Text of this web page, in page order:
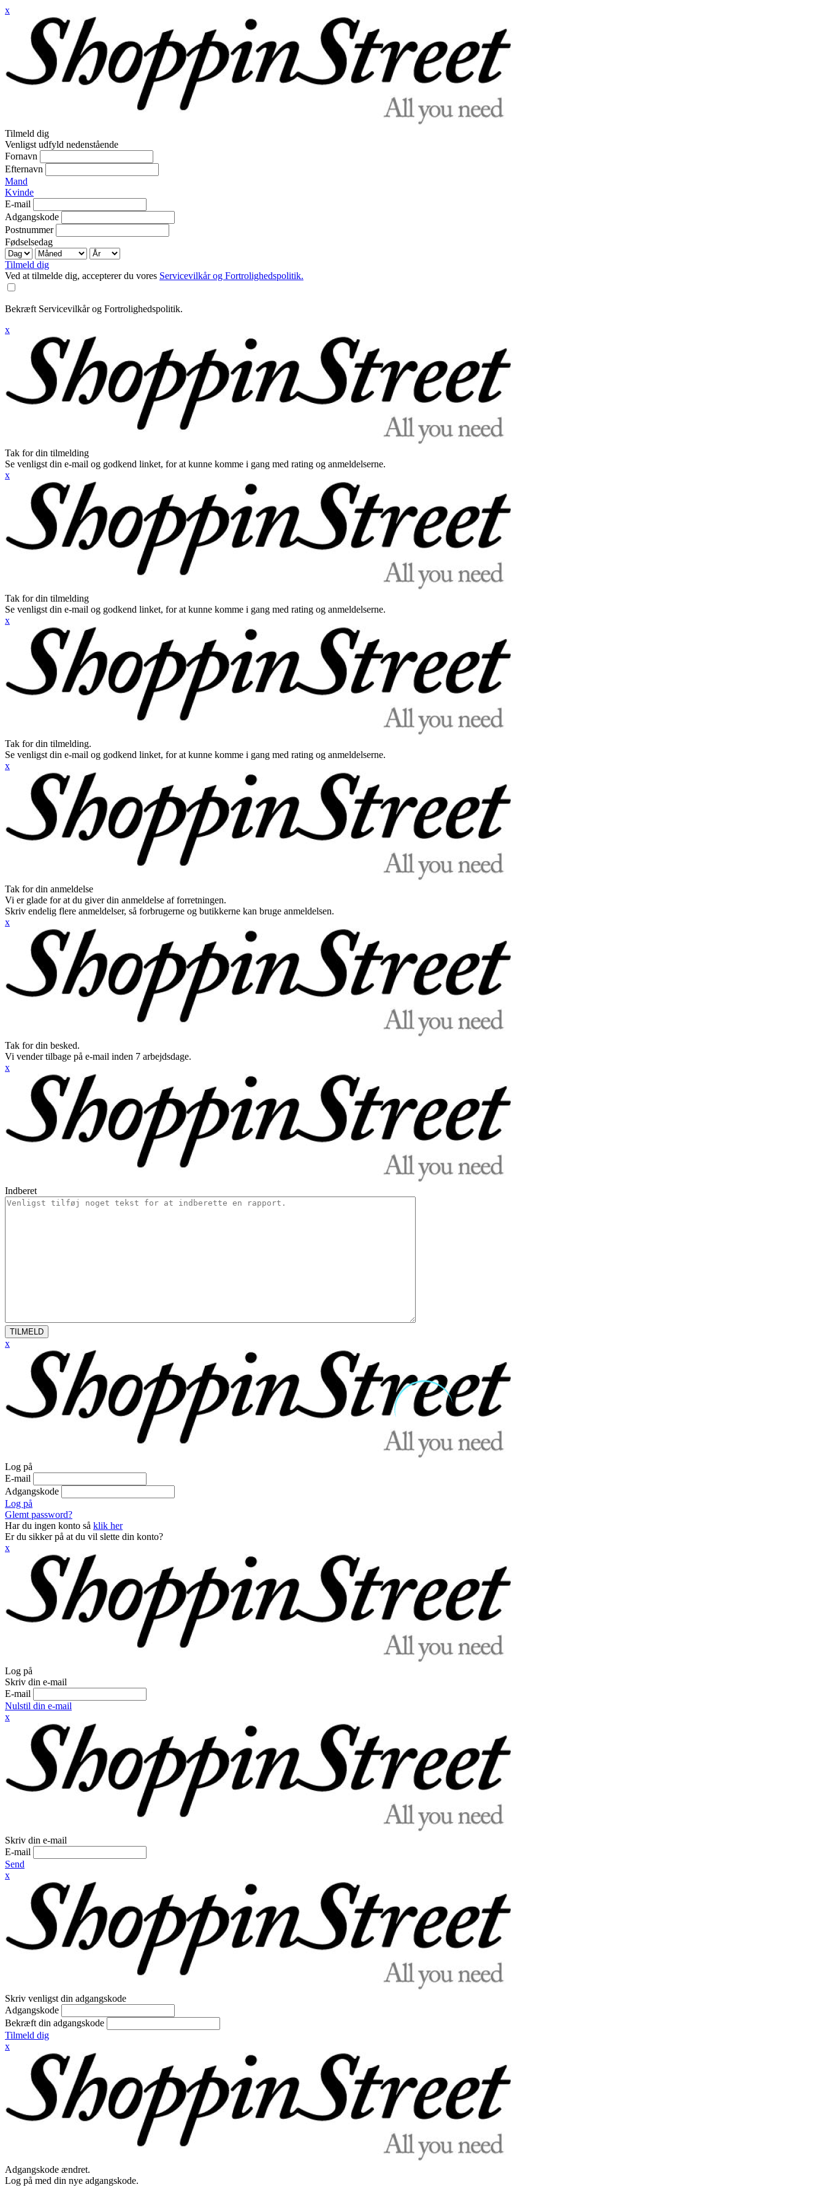
x
Tilmeld dig
Venligst udfyld nedenstående
Fornavn
Efternavn
Mand
Kvinde
E-mail
Adgangskode
Postnummer
Fødselsedag
Tilmeld dig
Ved at tilmelde dig, accepterer du vores Servicevilkår og Fortrolighedspolitik.
Bekræft Servicevilkår og Fortrolighedspolitik.
x
Tak for din tilmelding
Se venligst din e-mail og godkend linket, for at kunne komme i gang med rating og anmeldelserne.
x
Tak for din tilmelding
Se venligst din e-mail og godkend linket, for at kunne komme i gang med rating og anmeldelserne.
x
Tak for din tilmelding.
Se venligst din e-mail og godkend linket, for at kunne komme i gang med rating og anmeldelserne.
x
Tak for din anmeldelse
Vi er glade for at du giver din anmeldelse af forretningen.
Skriv endelig flere anmeldelser, så forbrugerne og butikkerne kan bruge anmeldelsen.
x
Tak for din besked.
Vi vender tilbage på e-mail inden 7 arbejdsdage.
x
Indberet
TILMELD
x
Log på
E-mail
Adgangskode
Log på
Glemt password?
Har du ingen konto så klik her
Er du sikker på at du vil slette din konto?
x
Log på
Skriv din e-mail
E-mail
Nulstil din e-mail
x
Skriv din e-mail
E-mail
Send
x
Skriv venligst din adgangskode
Adgangskode
Bekræft din adgangskode
Tilmeld dig
x
Adgangskode ændret.
Log på med din nye adgangskode.